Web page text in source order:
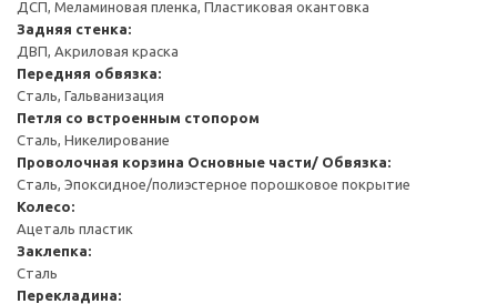
ДСП, Меламиновая пленка, Пластиковая окантовка
Задняя стенка:
ДВП, Акриловая краска
Передняя обвязка:
Сталь, Гальванизация
Петля со встроенным стопором
Сталь, Никелирование
Проволочная корзина Основные части/ Обвязка:
Сталь, Эпоксидное/полиэстерное порошковое покрытие
Колесо:
Ацеталь пластик
Заклепка:
Сталь
Перекладина: